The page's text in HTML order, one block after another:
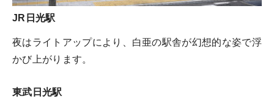
JR日光駅
夜はライトアップにより、白亜の駅舎が幻想的な姿で浮
かび上がります。
東武日光駅